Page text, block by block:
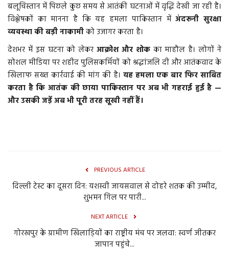
बलूचिस्तान में पिछले कुछ समय से आतंकी घटनाओं में वृद्धि देखी जा रही है।
विश्लेषकों का मानना है कि यह हमला पाकिस्तान मेंअंदरूनी सुरक्षा
व्यवस्था की बड़ी नाकामीको उजागर करता है।
देशभर में इस घटना को लेकरआक्रोश और शोकका माहौल है। लोगों ने
सोशल मीडिया पर शहीद पुलिसकर्मियों को श्रद्धांजलि दी और आतंकवाद के
खिलाफ सख्त कार्रवाई की मांग की है। यह हमला एक बार फिर साबित
करता है कि आतंक की छाया पाकिस्तान पर अब भी गहराई हुई है —
और उसकी जड़ें अब भी पूरी तरह सूखी नहीं हैं।
PREVIOUS ARTICLE
दिल्ली टेस्ट का दूसरा दिन: यशस्वी जायसवाल से दोहरे शतक की उम्मीद,
शुभमन गिल पर पारी...
NEXT ARTICLE
गोरखपुर के ग्रामीण खिलाड़ियों का राष्ट्रीय मंच पर जलवा: स्वर्ण जीतकर
जापान पहुंचे...